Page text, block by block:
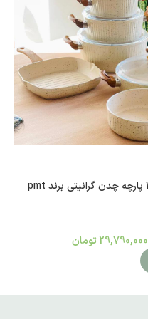
29,790,000 تومان